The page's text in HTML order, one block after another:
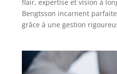
flair, expertise et vision à
Bengtsson incarnent
grâce à une gestion